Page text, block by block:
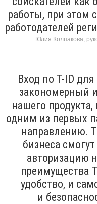
работы, при этом
работодателей
Юлия Колпакова,
Вход по T-ID
закономерный
нашего
одним из первых
направлению.
бизнеса
авторизацию
преимущества
удобство, и
и